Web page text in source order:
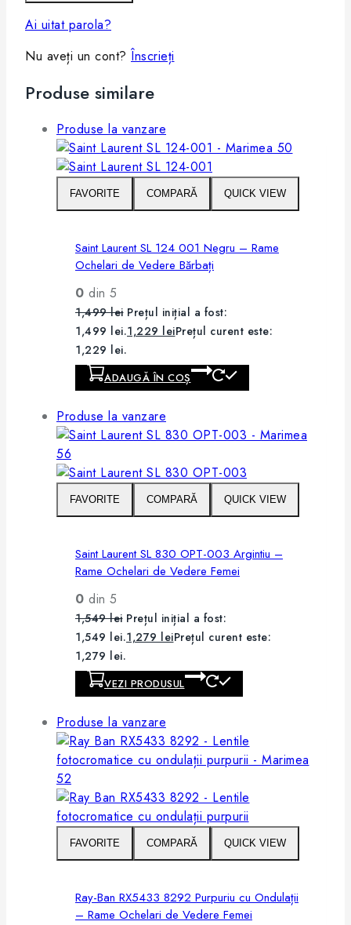
Ai uitat parola?
Nu aveți un cont? Înscrieți
Produse similare
Produse la vanzare
FAVORITE COMPARĂ QUICK VIEW
Saint Laurent SL 124 001 Negru – Rame
Ochelari de Vedere Bărbați
0 din 5
1,499lei Prețul inițial a fost:
1,499 lei.1,229 leiPrețul curent este:
1,229 lei.
ADAUGĂ ÎN COȘ
Produse la vanzare
FAVORITE COMPARĂ QUICK VIEW
Saint Laurent SL 830 OPT-003 Argintiu –
Rame Ochelari de Vedere Femei
0 din 5
1,549lei Prețul inițial a fost:
1,549 lei.1,279 leiPrețul curent este:
1,279 lei.
VEZI PRODUSUL
Produse la vanzare
FAVORITE COMPARĂ QUICK VIEW
Ray-Ban RX5433 8292 Purpuriu cu Ondulații
– Rame Ochelari de Vedere Femei